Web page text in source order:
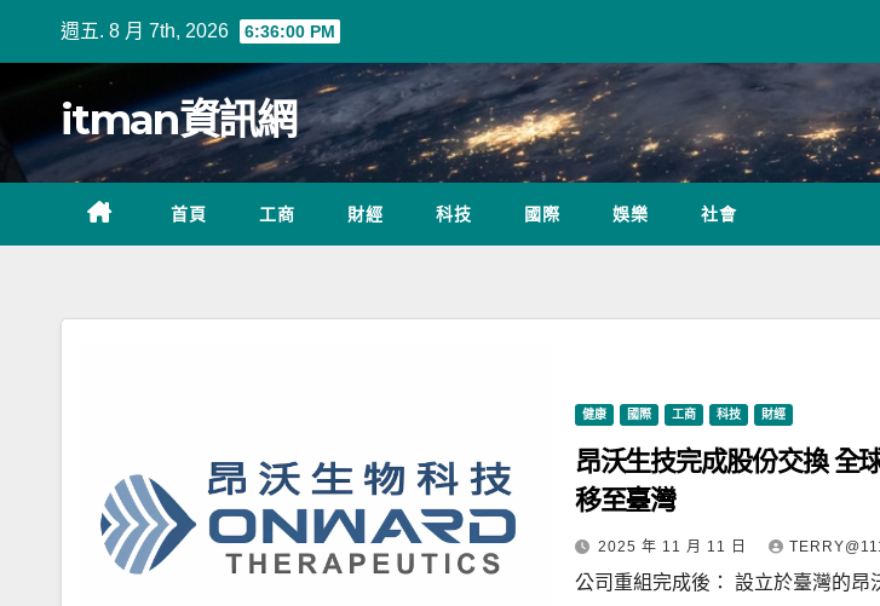
週五. 8 月 7th, 2026 6:36:01 PM
itman資訊網
首頁 工商 財經 科技 國際 娛樂 社會
健康 國際 工商 科技 財經
昂沃生技完成股份交換 全
移至臺灣
2025 年 11 月 11 日
公司重組完成後： 設立於臺灣的昂